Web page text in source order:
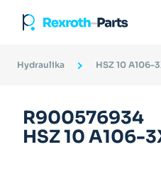
Hydraulika HSZ 10 A106-
R900576934
HSZ 10 A106-